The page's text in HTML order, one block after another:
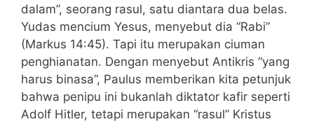
dalam”, seorang rasul, satu diantara dua belas.
Yudas mencium Yesus, menyebut dia “Rabi”
(Markus 14:45). Tapi itu merupakan ciuman
penghianatan. Dengan menyebut Antikris “yang
harus binasa”, Paulus memberikan kita petunjuk
bahwa penipu ini bukanlah diktator kafir seperti
Adolf Hitler, tetapi merupakan “rasul” Kristus